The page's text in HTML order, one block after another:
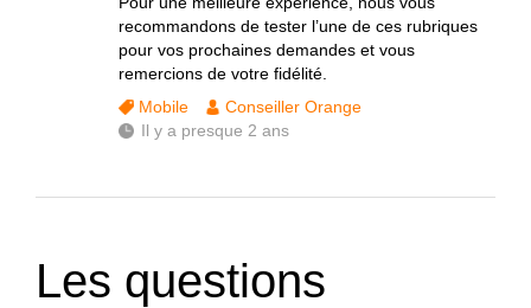
recommandons de tester l’une de ces rubriques
pour vos prochaines demandes et vous
remercions de votre fidélité.
Mobile
Conseiller Orange
Il y a presque 2 ans
Les questions